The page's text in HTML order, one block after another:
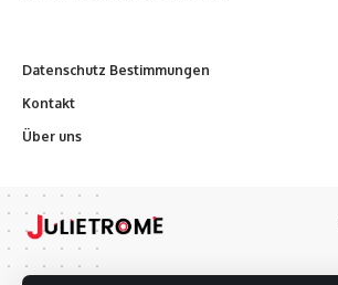
Datenschutz Bestimmungen
Kontakt
Über uns